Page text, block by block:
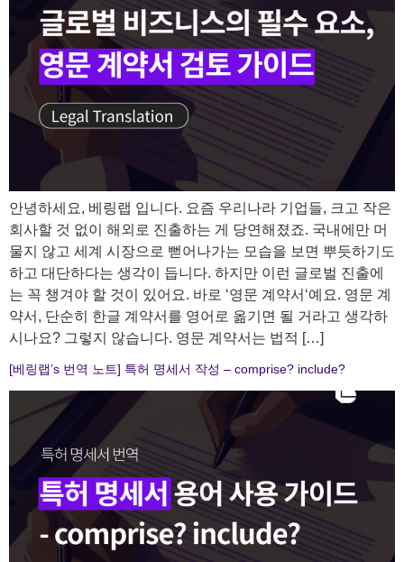
안녕하세요, 베링랩 입니다. 요즘 우리나라 기업들, 크고 작은
회사할 것 없이 해외로 진출하는 게 당연해졌죠. 국내에만 머
물지 않고 세계 시장으로 뻗어나가는 모습을 보면 뿌듯하기도
하고 대단하다는 생각이 듭니다. 하지만 이런 글로벌 진출에
는 꼭 챙겨야 할 것이 있어요. 바로 ‘영문 계약서‘예요. 영문 계
약서, 단순히 한글 계약서를 영어로 옮기면 될 거라고 생각하
시나요? 그렇지 않습니다. 영문 계약서는 법적 […]
[베링랩’s 번역 노트] 특허 명세서 작성 – comprise? include?